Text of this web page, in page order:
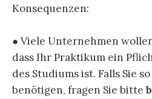
Konsequenzen:
● Viele Unternehmen
dass Ihr Praktikum ein
des Studiums ist. Falls Sie
benötigen, fragen Sie bitte